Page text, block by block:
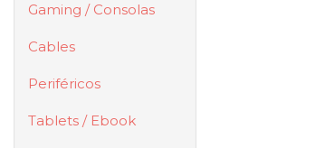
Gaming / Consolas
Cables
Periféricos
Tablets / Ebook